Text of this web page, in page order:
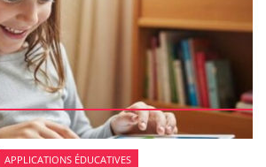
APPLICATIONS ÉDUCATIVES